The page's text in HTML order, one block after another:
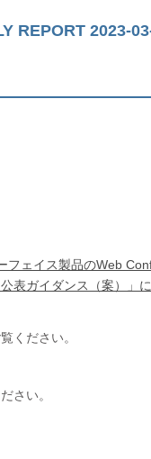
REPORT 2023-
フェイス製品のWeb
表ガイダンス（案）」
ください。
さい。